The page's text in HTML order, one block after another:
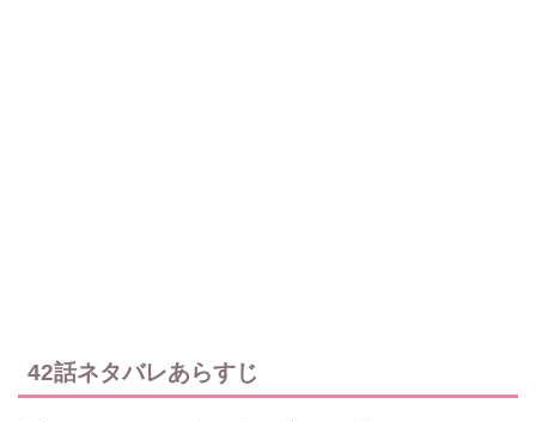
42話ネタバレあらすじ